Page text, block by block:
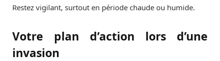
Restez vigilant, surtout en période chaude ou humide.
Votre plan d’action lors d’une
invasion